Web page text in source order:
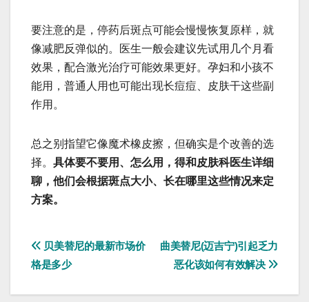
要注意的是，停药后斑点可能会慢慢恢复原样，就
像减肥反弹似的。医生一般会建议先试用几个月看
效果，配合激光治疗可能效果更好。孕妇和小孩不
能用，普通人用也可能出现长痘痘、皮肤干这些副
作用。
总之别指望它像魔术橡皮擦，但确实是个改善的选
择。 具体要不要用、怎么用，得和皮肤科医生详细
聊，他们会根据斑点大小、长在哪里这些情况来定
方案。
文
章
曲美替尼(迈吉宁)引起乏力
恶化该如何有效解决
贝美替尼的最新市场价
格是多少